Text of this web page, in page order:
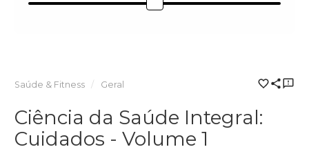
Saúde & Fitness Geral
Ciência da Saúde Integral:
Cuidados - Volume 1